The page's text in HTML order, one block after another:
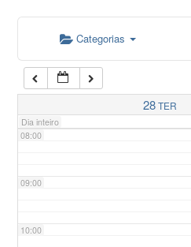
Categorias
28TER
Dia inteiro
07:00
08:00
09:00
10:00